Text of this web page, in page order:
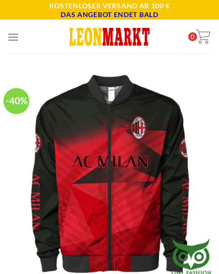
to
KOSTENLOSER VERSAND AB 100 €
DAS ANGEBOT ENDET BALD
0
-40%